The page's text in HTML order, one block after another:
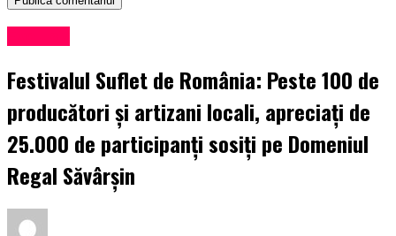
Festivalul Suflet de România: Peste 100 de
producători și artizani locali, apreciați de
25.000 de participanți sosiți pe Domeniul
Regal Săvârșin